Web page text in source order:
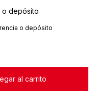
o depósito
o depósito